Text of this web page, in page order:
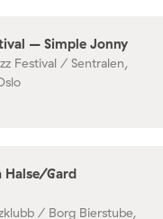
– Simple Jonny
Festival / Sentralen,
Gard
/ Borg Bierstube,